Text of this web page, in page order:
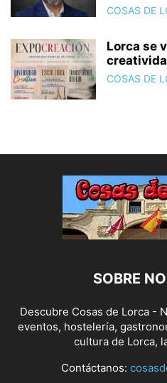
COSAS DE
Lorca se
COSAS DE
SOBRE
Descubre Cosas de Lorca -
eventos, hostelería,
cultura de Lorca,
Contáctanos: